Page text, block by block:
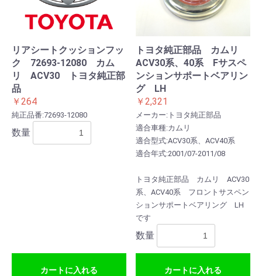
リアシートクッションフッ
ク 72693-12080 カム
リ ACV30 トヨタ純正部
品
￥264
純正品番:72693-12080
数量
カートに入れる
トヨタ純正部品 カムリ
ACV30系、40系 Fサスペ
ンションサポートベアリン
グ LH
￥2,321
メーカー:トヨタ純正部品
適合車種:カムリ
適合型式:ACV30系、ACV40系
適合年式:2001/07-2011/08
トヨタ純正部品 カムリ ACV30
系、ACV40系 フロントサスペン
ションサポートベアリング LH
です
数量
カートに入れる